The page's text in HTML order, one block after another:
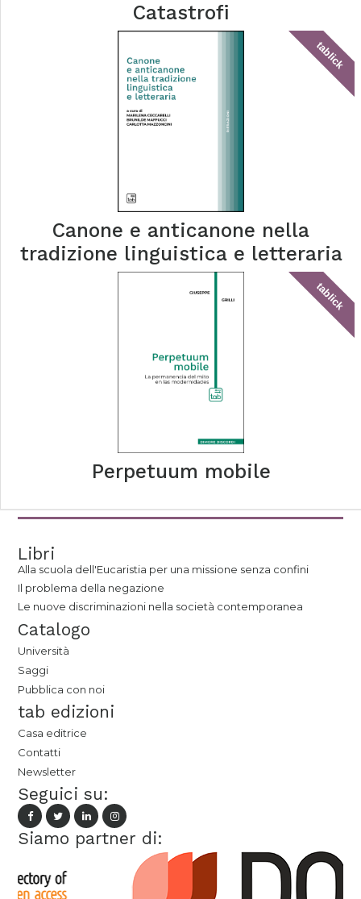
Catastrofi
tablick
Canone e anticanone nella
tradizione linguistica e letteraria
tablick
Perpetuum mobile
Libri
Alla scuola dell'Eucaristia per una missione senza confini
Il problema della negazione
Le nuove discriminazioni nella società contemporanea
Catalogo
Università
Saggi
Pubblica con noi
tab edizioni
Casa editrice
Contatti
Newsletter
Seguici su:
Siamo partner di: